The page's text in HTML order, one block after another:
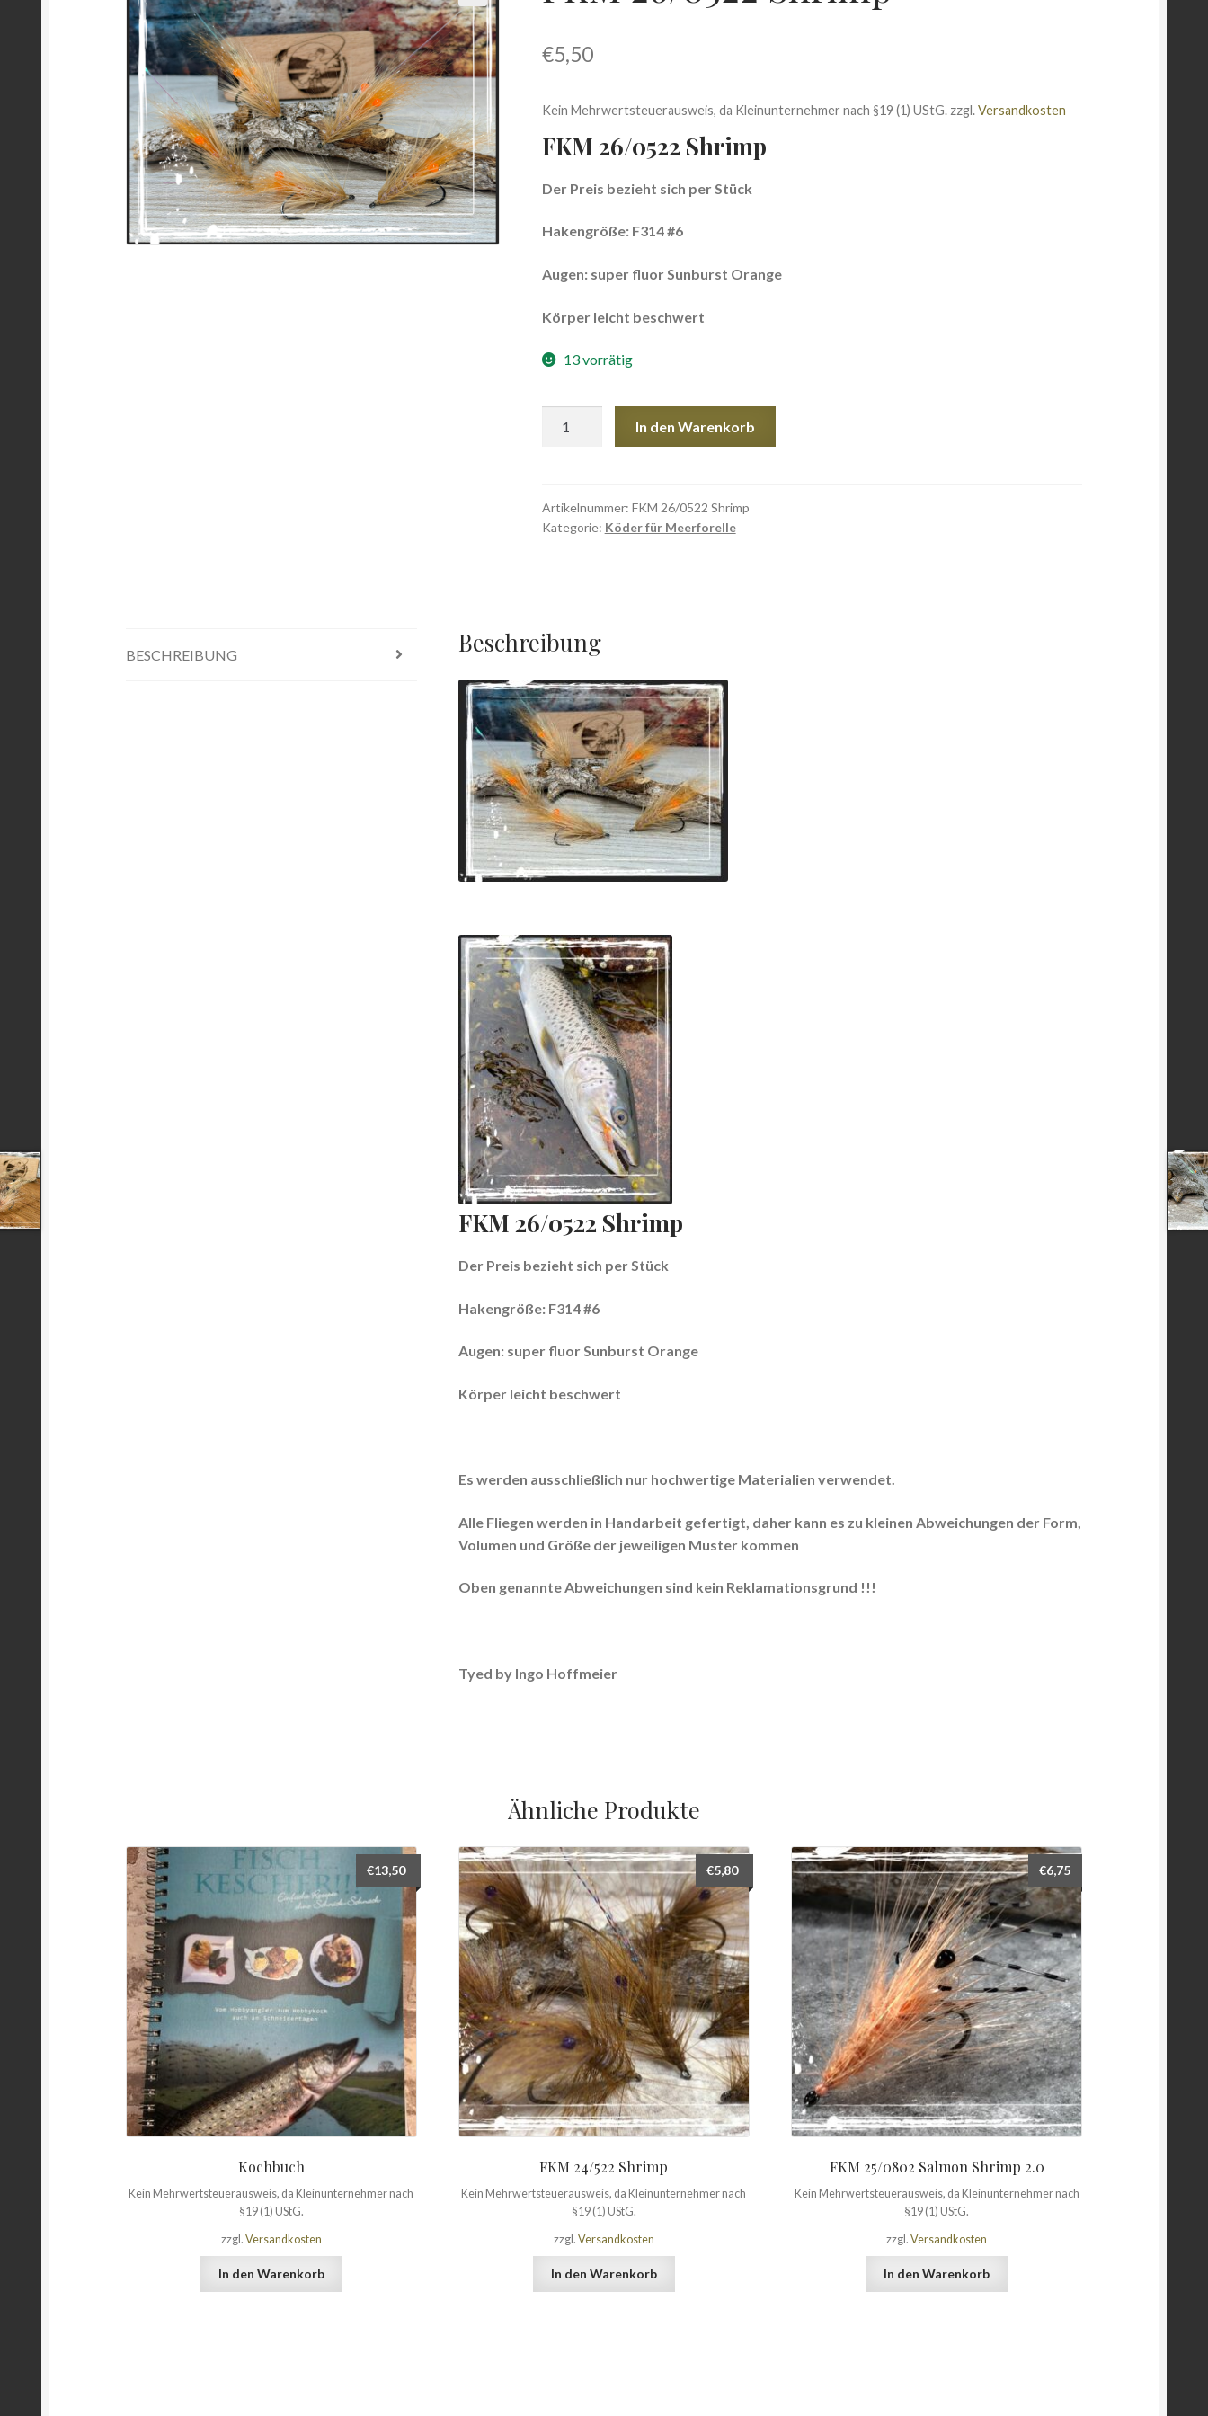
€5,50
Kein Mehrwertsteuerausweis, da Kleinunternehmer nach §19 (1) UStG. zzgl.Versandkosten
FKM 26/0522 Shrimp
Der Preis bezieht sich per Stück
Hakengröße: F314 #6
Augen: super fluor Sunburst Orange
Körper leicht beschwert
13 vorrätig
In den Warenkorb
Artikelnummer: FKM 26/0522 Shrimp
Kategorie: Köder für Meerforelle
BESCHREIBUNG Beschreibung
FKM 26/0522 Shrimp
Der Preis bezieht sich per Stück
Hakengröße: F314 #6
Augen: super fluor Sunburst Orange
Körper leicht beschwert
Es werden ausschließlich nur hochwertige Materialien verwendet.
Alle Fliegen werden in Handarbeit gefertigt, daher kann es zu kleinen Abweichungen der Form,
Volumen und Größe der jeweiligen Muster kommen
Oben genannte Abweichungen sind kein Reklamationsgrund !!!
Tyed by Ingo Hoffmeier
Ähnliche Produkte
Kochbuch
€13,50
Kein Mehrwertsteuerausweis, da Kleinunternehmer nach
§19 (1) UStG.
zzgl. Versandkosten
In den Warenkorb
FKM 24/522 Shrimp
€5,80
Kein Mehrwertsteuerausweis, da Kleinunternehmer nach
§19 (1) UStG.
zzgl. Versandkosten
In den Warenkorb
FKM 25/0802 Salmon Shrimp 2.0
€6,75
Kein Mehrwertsteuerausweis, da Kleinunternehmer nach
§19 (1) UStG.
zzgl.Versandkosten
In den Warenkorb